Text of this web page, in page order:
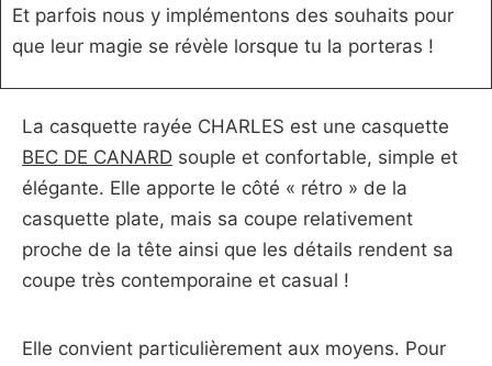
Et parfois nous y implémentons des souhaits pour
que leur magie se révèle lorsque tu la porteras !
La casquette rayée CHARLES est une casquette
BEC DE CANARD souple et confortable, simple et
élégante. Elle apporte le côté « rétro » de la
casquette plate, mais sa coupe relativement
proche de la tête ainsi que les détails rendent sa
coupe très contemporaine et casual !
Elle convient particulièrement aux moyens. Pour